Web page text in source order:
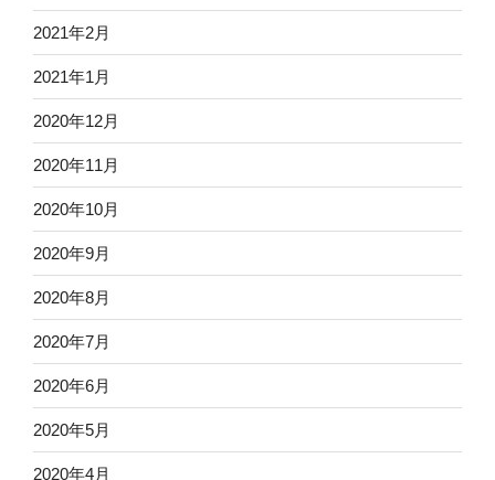
2021年2月
2021年1月
2020年12月
2020年11月
2020年10月
2020年9月
2020年8月
2020年7月
2020年6月
2020年5月
2020年4月